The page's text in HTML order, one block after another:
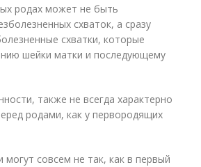
родах может не быть
схваток, а сразу
схватки, которые
шейки матки и последующему
также не всегда характерно
родами, как у первородящих
могут совсем не так, как в первый